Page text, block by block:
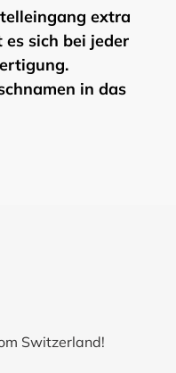
extra
sich bei jeder
in das
Switzerland!